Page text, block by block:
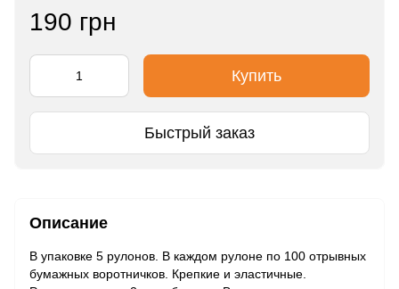
190 грн
Купить
Быстрый заказ
Описание
В упаковке 5 рулонов. В каждом рулоне по 100 отрывных
бумажных воротничков. Крепкие и эластичные.